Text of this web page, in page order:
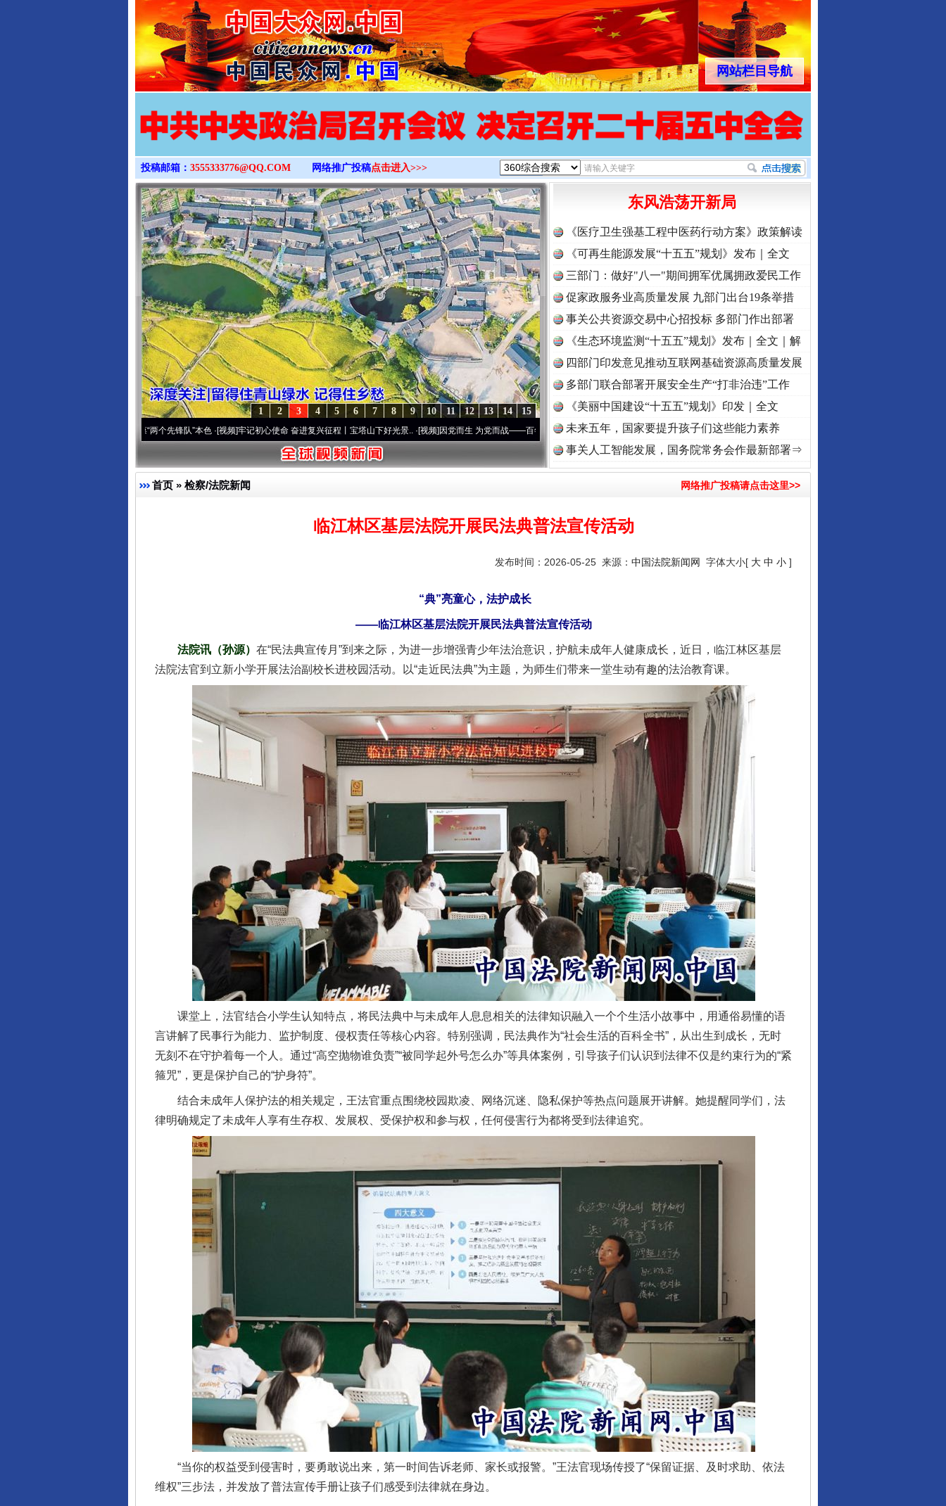
>
网站栏目导航
投稿邮箱： 3555333776@QQ.COM 网络推广投稿点击进入>>>
15
14
13
12
11
10
9
8
7
6
5
4
3
2
1
永葆“两个先锋队”本色·[视频]牢记初心使命 奋进复兴征程丨宝塔山下好光景..·[视频]因党而生 为党而战——百年“纪”事⑧加强纪律..·[视频]牢记初心使命 奋进复兴征程丨“转折之城”激荡..·[视频]
东风浩荡开新局
《医疗卫生强基工程中医药行动方案》政策解读
《可再生能源发展“十五五”规划》发布｜全文
三部门：做好"八一"期间拥军优属拥政爱民工作
促家政服务业高质量发展 九部门出台19条举措
事关公共资源交易中心招投标 多部门作出部署
《生态环境监测“十五五”规划》发布｜全文｜解
读
四部门印发意见推动互联网基础资源高质量发展
多部门联合部署开展安全生产“打非治违”工作
《美丽中国建设“十五五”规划》印发｜全文
未来五年，国家要提升孩子们这些能力素养
事关人工智能发展，国务院常务会作最新部署⇒
首页 » 检察/法院新闻 网络推广投稿请点击这里>>
临江林区基层法院开展民法典普法宣传活动
发布时间：2026-05-25 来源： 中国法院新闻网 字体大小[ 大 中 小 ]
“典”亮童心，法护成长
——临江林区基层法院开展民法典普法宣传活动
法院讯（孙源） 在“民法典宣传月”到来之际，为进一步增强青少年法治意识，护航未成年人健康成长，近日，临江林区基层
法院法官到立新小学开展法治副校长进校园活动。以“走近民法典”为主题，为师生们带来一堂生动有趣的法治教育课。
课堂上，法官结合小学生认知特点，将民法典中与未成年人息息相关的法律知识融入一个个生活小故事中，用通俗易懂的语
言讲解了民事行为能力、监护制度、侵权责任等核心内容。特别强调，民法典作为“社会生活的百科全书”，从出生到成长，无时
无刻不在守护着每一个人。通过“高空抛物谁负责”“被同学起外号怎么办”等具体案例，引导孩子们认识到法律不仅是约束行为的“紧
箍咒”，更是保护自己的“护身符”。
结合未成年人保护法的相关规定，王法官重点围绕校园欺凌、网络沉迷、隐私保护等热点问题展开讲解。她提醒同学们，法
律明确规定了未成年人享有生存权、发展权、受保护权和参与权，任何侵害行为都将受到法律追究。
“当你的权益受到侵害时，要勇敢说出来，第一时间告诉老师、家长或报警。”王法官现场传授了“保留证据、及时求助、依法
维权”三步法，并发放了普法宣传手册让孩子们感受到法律就在身边。